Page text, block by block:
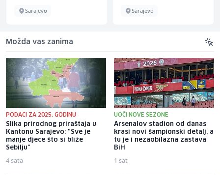
Sarajevo Sarajevo
Možda vas zanima
PODACI ZA 2025. GODINU
Slika prirodnog priraštaja u
Kantonu Sarajevo: "Sve je
manje djece što si bliže
Sebilju"
4 sata
UOČI NOVE SEZONE
Arsenalov stadion od danas
krasi novi šampionski detalj, a
tu je i nezaobilazna zastava
BiH
1 sat